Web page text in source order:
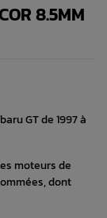
8.5MM
GT de 1997 à
moteurs de
dont